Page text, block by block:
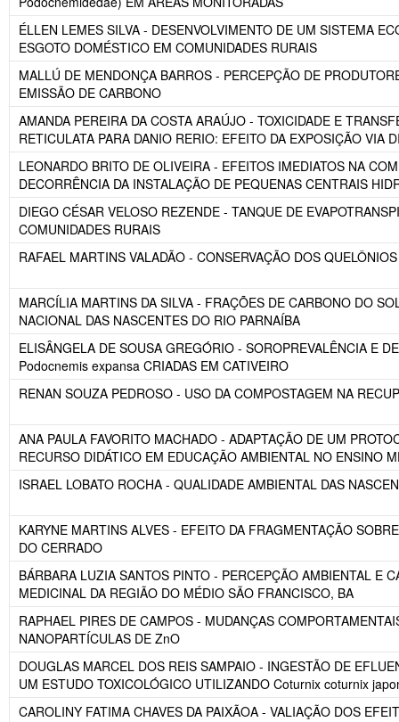
ÉLLEN LEMES SILVA - DESENVOLVIMENTO DE UM SISTEMA
ESGOTO DOMÉSTICO EM COMUNIDADES RURAIS
MALLÚ DE MENDONÇA BARROS - PERCEPÇÃO DE
EMISSÃO DE CARBONO
AMANDA PEREIRA DA COSTA ARAÚJO - TOXICIDADE E
RETICULATA PARA DANIO RERIO: EFEITO DA EXPOSIÇÃO VIA
LEONARDO BRITO DE OLIVEIRA - EFEITOS IMEDIATOS NA
DECORRÊNCIA DA INSTALAÇÃO DE PEQUENAS CENTRAIS
DIEGO CÉSAR VELOSO REZENDE - TANQUE DE
COMUNIDADES RURAIS
RAFAEL MARTINS VALADÃO - CONSERVAÇÃO DOS
MARCÍLIA MARTINS DA SILVA - FRAÇÕES DE CARBONO DO
NACIONAL DAS NASCENTES DO RIO PARNAÍBA
ELISÂNGELA DE SOUSA GREGÓRIO - SOROPREVALÊNCIA E
Podocnemis expansa CRIADAS EM CATIVEIRO
RENAN SOUZA PEDROSO - USO DA COMPOSTAGEM NA
ANA PAULA FAVORITO MACHADO - ADAPTAÇÃO DE UM
RECURSO DIDÁTICO EM EDUCAÇÃO AMBIENTAL NO ENSINO
ISRAEL LOBATO ROCHA - QUALIDADE AMBIENTAL DAS
KARYNE MARTINS ALVES - EFEITO DA FRAGMENTAÇÃO
DO CERRADO
BÁRBARA LUZIA SANTOS PINTO - PERCEPÇÃO AMBIENTAL E
MEDICINAL DA REGIÃO DO MÉDIO SÃO FRANCISCO, BA
RAPHAEL PIRES DE CAMPOS - MUDANÇAS
NANOPARTÍCULAS DE ZnO
DOUGLAS MARCEL DOS REIS SAMPAIO - INGESTÃO DE
UM ESTUDO TOXICOLÓGICO UTILIZANDO Coturnix coturnix
CAROLINY FATIMA CHAVES DA PAIXÃOA - VALIAÇÃO DOS